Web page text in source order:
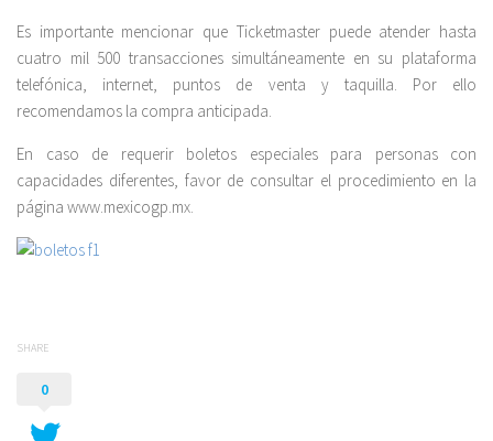
Es importante mencionar que Ticketmaster puede atender hasta
cuatro mil 500 transacciones simultáneamente en su plataforma
telefónica, internet, puntos de venta y taquilla. Por ello
recomendamos la compra anticipada.
En caso de requerir boletos especiales para personas con
capacidades diferentes, favor de consultar el procedimiento en la
página www.mexicogp.mx.
SHARE
0